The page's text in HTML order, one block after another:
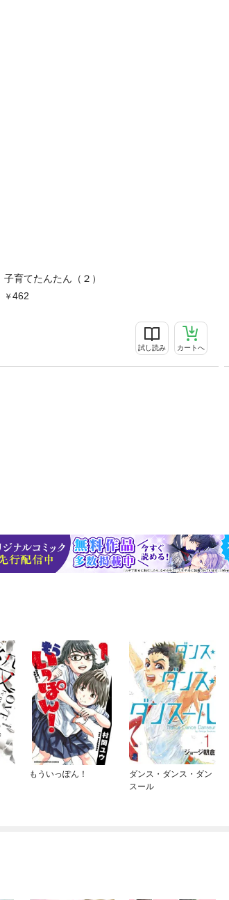
子育てたんたん（２）
462
試し読み カートへ
もういっぽん！
ダンス・ダンス・ダン
スール